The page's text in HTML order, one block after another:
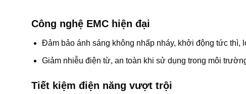
Công nghệ EMC hiện đại
Đảm bảo ánh sáng không nhấp nháy, khởi động tức thì,
Giảm nhiễu điện từ, an toàn khi sử dụng trong môi
Tiết kiệm điện năng vượt trội